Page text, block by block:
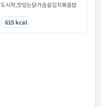
도시락,맛있는닭가슴살김치볶음밥
615 kcal